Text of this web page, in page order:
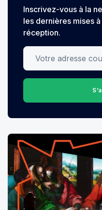
Inscrivez-vous à la
les dernières mises
réception.
Votre adresse courriel